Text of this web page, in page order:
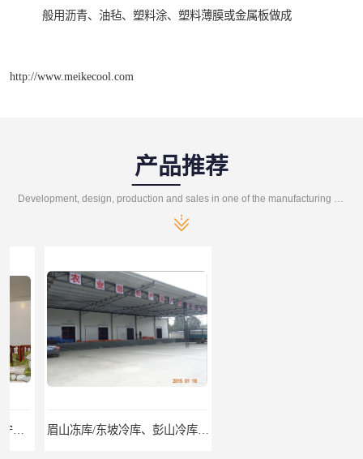
般用沥青、油毡、塑料涂、塑料薄膜或金属板做成
http://www.meikecool.com
产品推荐
眉山冻库/东坡冷库、彭山冷库、仁寿冷库、丹棱冷库、青神冷库、洪雅冷库